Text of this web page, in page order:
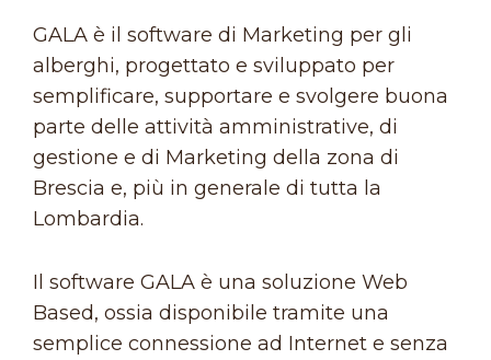
GALA è il software di Marketing per gli
alberghi, progettato e sviluppato per
semplificare, supportare e svolgere buona
parte delle attività amministrative, di
gestione e di Marketing della zona di
Brescia e, più in generale di tutta la
Lombardia.
Il software GALA è una soluzione Web
Based, ossia disponibile tramite una
semplice connessione ad Internet e senza